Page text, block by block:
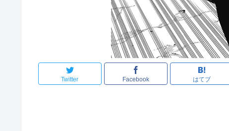
Twitter Facebook はてブ